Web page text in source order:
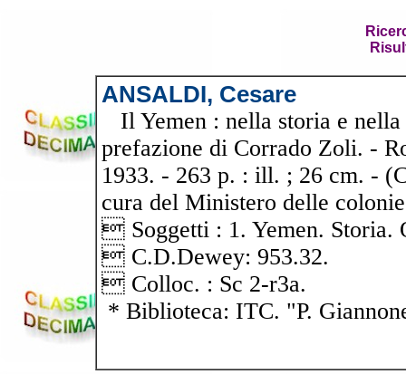
ANSALDI, Cesare
Il Yemen : nella storia e nella
prefazione di Corrado Zoli. -
1933. - 263 p. : ill. ; 26 cm. -
cura del Ministero delle
 Soggetti : 1. Yemen.
 C.D.Dewey: 953.32.
 Colloc. : Sc 2-r3a.
* Biblioteca: ITC. "P.